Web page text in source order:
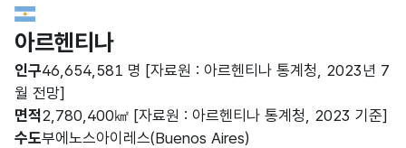
Argentina Flag
아르헨티나
인구46,654,581 명 [자료원 : 아르헨티나 통계청, 2023년 7
월 전망]
면적2,780,400㎢ [자료원 : 아르헨티나 통계청, 2023 기준]
수도부에노스아이레스(Buenos Aires)